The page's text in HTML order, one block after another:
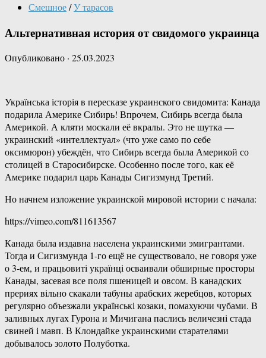
Смешное/У тарасов
Альтернативная история от свидомого украинца
Опубликовано · 25.03.2023
Українська історія в пересказе украинского свидомита: Канада
подарила Америке Сибирь! Впрочем, Сибирь всегда была
Америкой. А кляти москали её вкралы. Это не шутка —
украинский «интеллектуал» (что уже само по себе
оксимюрон) убеждён, что Сибирь всегда была Америкой со
столицей в Старосибирске. Особенно после того, как её
Америке подарил царь Канады Сигизмунд Третий.
Но начнем изложение украинской мировой истории с начала:
https://vimeo.com/811613567
Канада была издавна населена украинскими эмигрантами.
Тогда и Сигизмунда 1-го ещё не существовало, не говоря уже
о 3-ем, и працьовиті українці осваивали обширные просторы
Канады, засевая все поля пшеницей и овсом. В канадских
прериях вільно скакали табуны арабских жеребцов, которых
регулярно объезжали українські козаки, помахуючи чубами. В
заливных лугах Гурона и Мичигана паслись величезні стада
свиней і мавп. В Клондайке украинскими старателями
добывалось золото Полуботка.